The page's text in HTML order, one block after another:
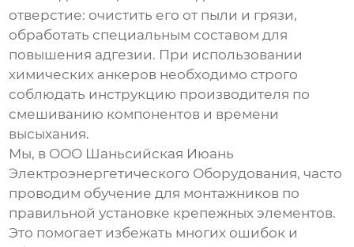
отверстие: очистить его от пыли и грязи,
обработать специальным составом для
повышения адгезии. При использовании
химических анкеров необходимо строго
соблюдать инструкцию производителя по
смешиванию компонентов и времени
высыхания.
Мы, в ООО Шаньсийская Июань
Электроэнергетического Оборудования, часто
проводим обучение для монтажников по
правильной установке крепежных элементов.
Это помогает избежать многих ошибок и